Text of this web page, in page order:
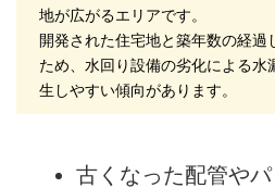
地が広がるエリアです。
開発された住宅地と築年数の経過
ため、水回り設備の劣化による水
生しやすい傾向があります。
古くなった配管や